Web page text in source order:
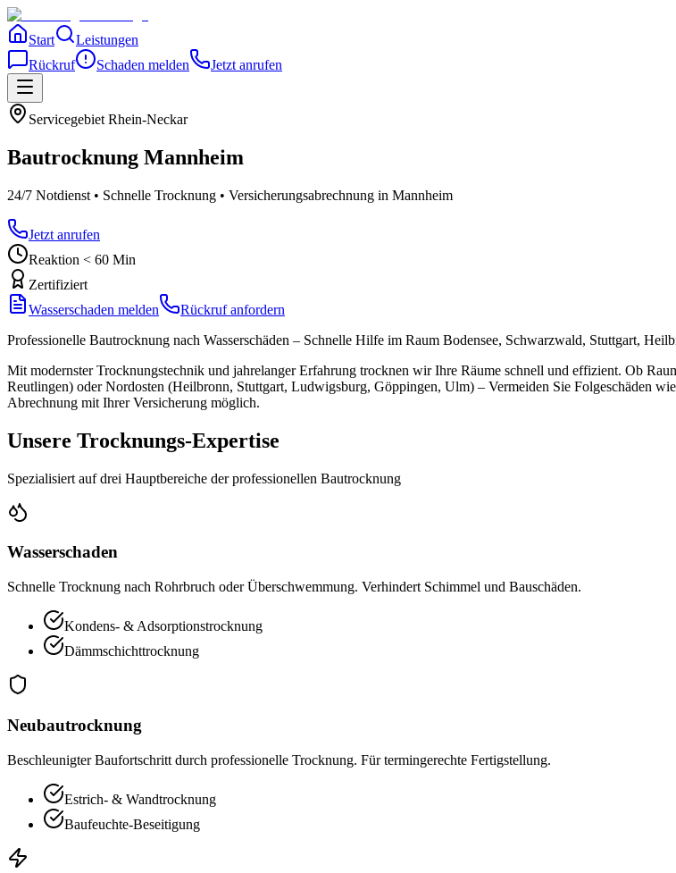
Start
Leistungen
Rückruf
Schaden melden Jetzt anrufen
Servicegebiet Rhein-Neckar
Bautrocknung Mannheim
24/7 Notdienst • Schnelle Trocknung • Versicherungsabrechnung in Mannheim
Jetzt anrufen
Reaktion < 60 Min
Zertifiziert
Wasserschaden melden
Rückruf anfordern
Professionelle Bautrocknung nach Wasserschäden – Schnelle Hilfe im Raum Bodensee, Schwarzwald, Stuttgart,
Mit modernster Trocknungstechnik und jahrelanger Erfahrung trocknen wir Ihre Räume schnell und effizient. Ob
Reutlingen) oder Nordosten (Heilbronn, Stuttgart, Ludwigsburg, Göppingen, Ulm) – Vermeiden Sie Folgeschäden
Abrechnung mit Ihrer Versicherung möglich.
Unsere Trocknungs-Expertise
Spezialisiert auf drei Hauptbereiche der professionellen Bautrocknung
Wasserschaden
Schnelle Trocknung nach Rohrbruch oder Überschwemmung. Verhindert Schimmel und Bauschäden.
Kondens- & Adsorptionstrocknung
Dämmschichttrocknung
Neubautrocknung
Beschleunigter Baufortschritt durch professionelle Trocknung. Für termingerechte Fertigstellung.
Estrich- & Wandtrocknung
Baufeuchte-Beseitigung